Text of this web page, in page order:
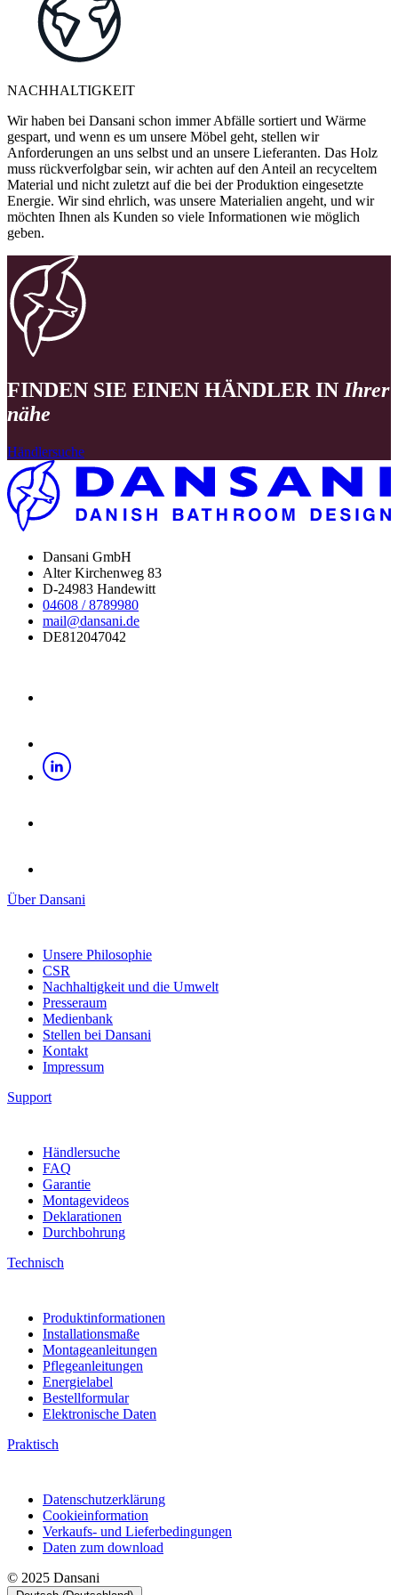
NACHHALTIGKEIT
Wir haben bei Dansani schon immer Abfälle sortiert und Wärme
gespart, und wenn es um unsere Möbel geht, stellen wir
Anforderungen an uns selbst und an unsere Lieferanten. Das Holz
muss rückverfolgbar sein, wir achten auf den Anteil an recyceltem
Material und nicht zuletzt auf die bei der Produktion eingesetzte
Energie. Wir sind ehrlich, was unsere Materialien angeht, und wir
möchten Ihnen als Kunden so viele Informationen wie möglich
geben.
FINDEN SIE EINEN HÄNDLER IN Ihrer
nähe
Händlersuche
Dansani GmbH
Alter Kirchenweg 83
D-24983 Handewitt
04608 / 8789980
mail@dansani.de
DE812047042
Über Dansani
Unsere Philosophie
CSR
Nachhaltigkeit und die Umwelt
Presseraum
Medienbank
Stellen bei Dansani
Kontakt
Impressum
Support
Händlersuche
FAQ
Garantie
Montagevideos
Deklarationen
Durchbohrung
Technisch
Produktinformationen
Installationsmaße
Montageanleitungen
Pflegeanleitungen
Energielabel
Bestellformular
Elektronische Daten
Praktisch
Datenschutzerklärung
Cookieinformation
Verkaufs- und Lieferbedingungen
Daten zum download
© 2025 Dansani